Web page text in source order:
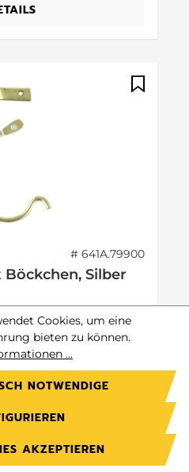
# 641A.79900
Silber
Cookies, um eine
bieten zu können.
...
NOTWENDIGE
AKZEPTIEREN